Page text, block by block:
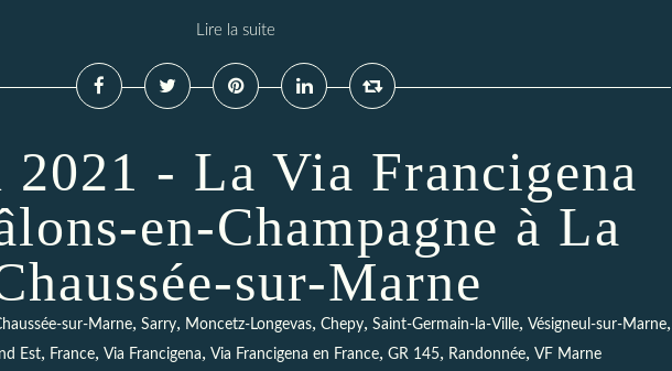
Lire la suite
- La Via Francigena
en-Champagne à La
sur-Marne
sur-Marne, Sarry, Moncetz-Longevas, Chepy, Saint-Germain-la-Ville, Vésigneul-sur-Marne,
Est, France, Via Francigena, Via Francigena en France, GR 145, Randonnée, VF Marne